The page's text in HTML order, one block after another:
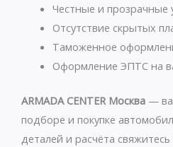
p
p
a
m
Честные и прозрачные
Отсутствие скрытых
Таможенное
Оформление ЭПТС на
ARMADA CENTER Москва —
подборе и покупке
деталей и расчёта